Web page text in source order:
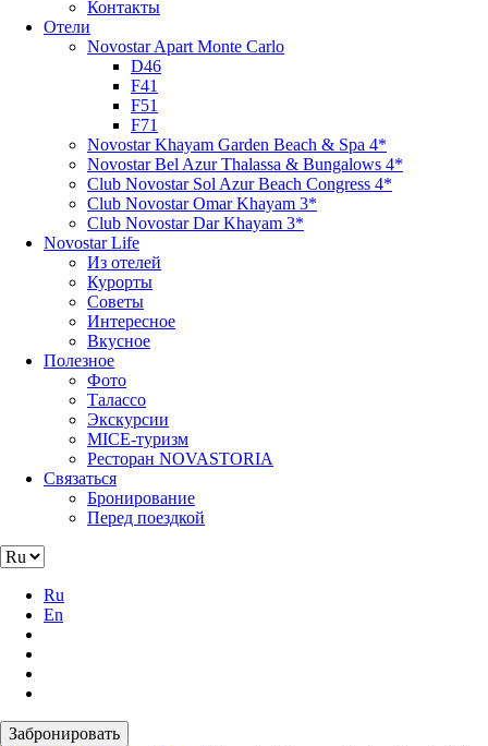
Контакты
Отели
Novostar Apart Monte Carlo
D46
F41
F51
F71
Novostar Khayam Garden Beach & Spa 4*
Novostar Bel Azur Thalassa & Bungalows 4*
Club Novostar Sol Azur Beach Congress 4*
Club Novostar Omar Khayam 3*
Club Novostar Dar Khayam 3*
Novostar Life
Из отелей
Курорты
Советы
Интересное
Вкусное
Полезное
Фото
Талассо
Экскурсии
MICE-туризм
Ресторан NOVASTORIA
Связаться
Бронирование
Перед поездкой
Ru
En
Забронировать